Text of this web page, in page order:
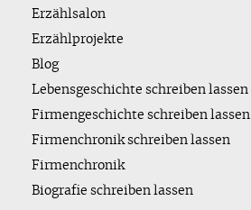
Erzählsalon
Erzählprojekte
Blog
Lebensgeschichte schreiben lassen
Firmengeschichte schreiben lassen
Firmenchronik schreiben lassen
Firmenchronik
Biografie schreiben lassen